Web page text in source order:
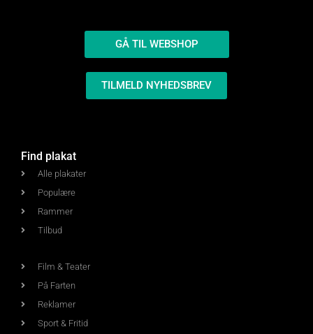
GÅ TIL WEBSHOP
TILMELD NYHEDSBREV
Find plakat
Alle plakater
Populære
Rammer
Tilbud
Film & Teater
På Farten
Reklamer
Sport & Fritid